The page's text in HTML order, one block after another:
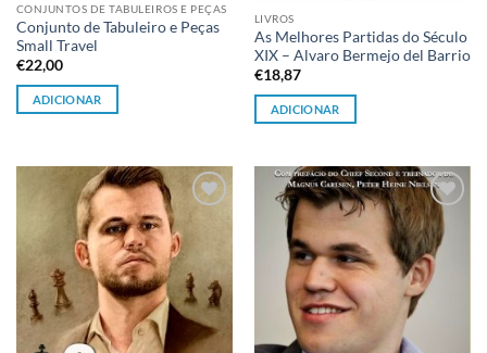
CONJUNTOS DE TABULEIROS E PEÇAS
Conjunto de Tabuleiro e Peças
Small Travel
€22,00
ADICIONAR
LIVROS
As Melhores Partidas do Século
XIX – Alvaro Bermejo del Barrio
€18,87
ADICIONAR
Adicionar
à lista de
desejos
Adicionar
à lista de
desejos